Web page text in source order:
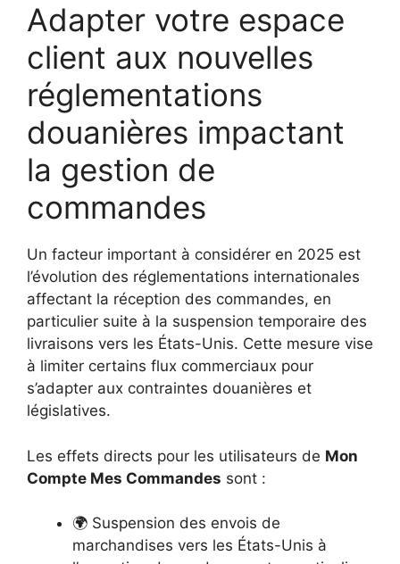
Adapter votre espace
client aux nouvelles
réglementations
douanières impactant
la gestion de
commandes
Un facteur important à considérer en 2025 est
l’évolution des réglementations internationales
affectant la réception des commandes, en
particulier suite à la suspension temporaire des
livraisons vers les États-Unis. Cette mesure vise
à limiter certains flux commerciaux pour
s’adapter aux contraintes douanières et
législatives.
Les effets directs pour les utilisateurs de Mon
Compte Mes Commandes sont :
🌍 Suspension des envois de
marchandises vers les États-Unis à